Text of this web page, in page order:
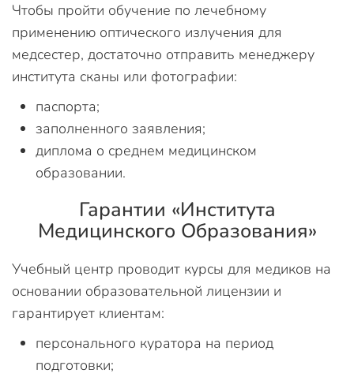
Чтобы пройти обучение по лечебному
применению оптического излучения для
медсестер, достаточно отправить менеджеру
института сканы или фотографии:
паспорта;
заполненного заявления;
диплома о среднем медицинском
образовании.
Гарантии «Института
Медицинского Образования»
Учебный центр проводит курсы для медиков на
основании образовательной лицензии и
гарантирует клиентам:
персонального куратора на период
подготовки;